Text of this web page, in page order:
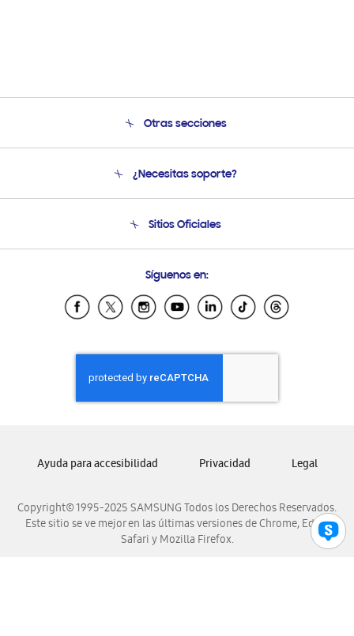
Otras secciones
Soporte
¿Necesitas soporte?
Soporte vía eMail
Sitios Oficiales
Samsung Ecuador
Samsung El Salvador
Samsung Honduras
Samsung Nicaragua
Samsung Panamá
Samsung Venezuela
Síguenos en:
Copyright© 1995-2025 SAMSUNG Todos los Derechos Reservados.
Este sitio se ve mejor en las últimas versiones de Chrome, Edge,
Safari y Mozilla Firefox.
Ayuda para accesibilidad Privacidad Legal